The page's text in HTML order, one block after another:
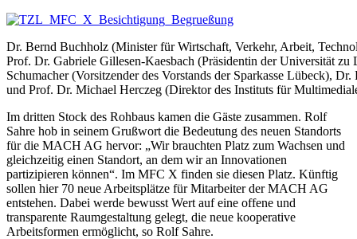
Dr. Bernd Buchholz (Minister für Wirtschaft, Verkehr, Arbeit,
Prof. Dr. Gabriele Gillesen-Kaesbach (Präsidentin der Universität
Schumacher (Vorsitzender des Vorstands der Sparkasse Lübeck),
und Prof. Dr. Michael Herczeg (Direktor des Instituts für
Im dritten Stock des Rohbaus kamen die Gäste zusammen. Rolf
Sahre hob in seinem Grußwort die Bedeutung des neuen Standorts
für die MACH AG hervor: „Wir brauchten Platz zum Wachsen und
gleichzeitig einen Standort, an dem wir an Innovationen
partizipieren können“. Im MFC X finden sie diesen Platz. Künftig
sollen hier 70 neue Arbeitsplätze für Mitarbeiter der MACH AG
entstehen. Dabei werde bewusst Wert auf eine offene und
transparente Raumgestaltung gelegt, die neue kooperative
Arbeitsformen ermöglicht, so Rolf Sahre.